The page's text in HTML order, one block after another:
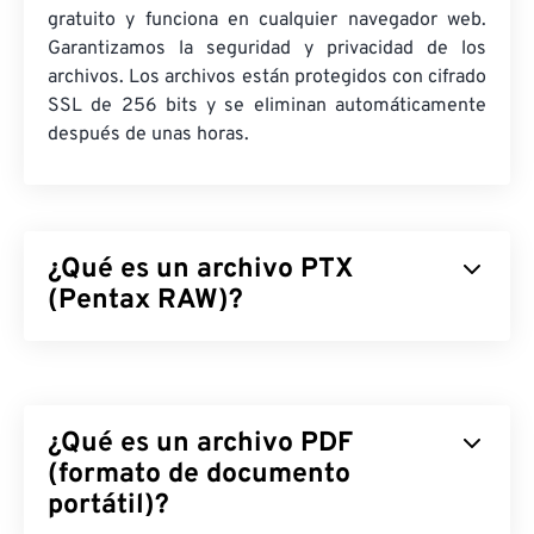
gratuito y funciona en cualquier navegador web.
Garantizamos la seguridad y privacidad de los
archivos. Los archivos están protegidos con cifrado
SSL de 256 bits y se eliminan automáticamente
después de unas horas.
¿Qué es un archivo PTX
(Pentax RAW)?
imágenes RAW ofrece imágenes de alta calidad,
capacidad para recuperar información, facilidad
para realizar correcciones y muchas
¿Qué es un archivo PDF
(formato de documento
portátil)?